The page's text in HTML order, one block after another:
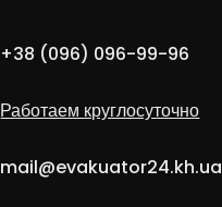
+38 (096) 096-99-96
Работаем круглосуточно
mail@evakuator24.kh.ua